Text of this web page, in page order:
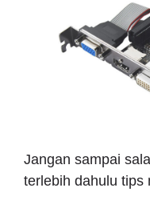
Jangan sampai
terlebih dahulu